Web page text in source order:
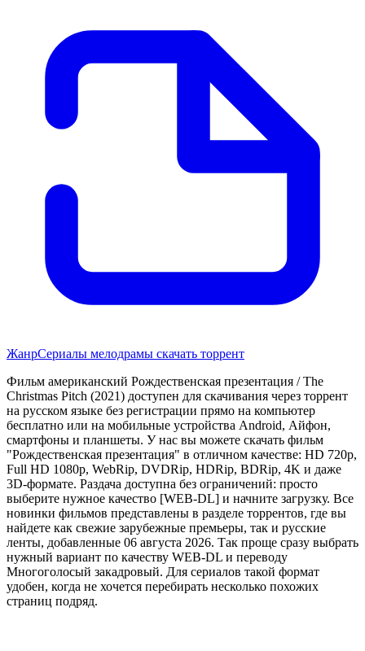
ЖанрСериалы мелодрамы скачать торрент
Фильм американский Рождественская презентация / The
Christmas Pitch (2021) доступен для скачивания через торрент
на русском языке без регистрации прямо на компьютер
бесплатно или на мобильные устройства Android, Айфон,
смартфоны и планшеты. У нас вы можете скачать фильм
"Рождественская презентация" в отличном качестве: HD 720p,
Full HD 1080p, WebRip, DVDRip, HDRip, BDRip, 4K и даже
3D-формате. Раздача доступна без ограничений: просто
выберите нужное качество [WEB-DL] и начните загрузку. Все
новинки фильмов представлены в разделе торрентов, где вы
найдете как свежие зарубежные премьеры, так и русские
ленты, добавленные 06 августа 2026. Так проще сразу выбрать
нужный вариант по качеству WEB-DL и переводу
Многоголосый закадровый. Для сериалов такой формат
удобен, когда не хочется перебирать несколько похожих
страниц подряд.